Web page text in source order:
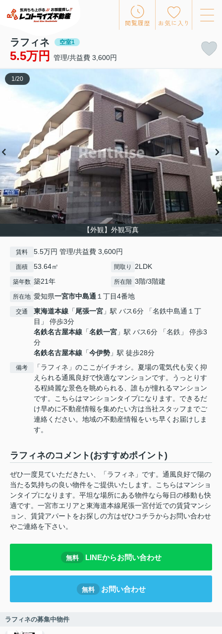
閲覧履歴 お気に入り
ラフィネ 空室1
5.5万円 管理/共益費 3,600円
【外観】外観写真
1 /20
賃料 5.5万円 管理/共益費 3,600円
面積 53.64㎡ 間取り 2LDK
築年数 築21年 所在階 3階/3階建
所在地 愛知県一宮市中島通 １丁目4番地
交通 東海道本線 「尾張一宮 」駅 バス6分 「名鉄中島通１丁
目」 停歩3分
名鉄名古屋本線 「名鉄一宮 」駅 バス6分 「名鉄」 停歩3
分
名鉄名古屋本線 「今伊勢 」駅 徒歩28分
備考
「ラフィネ」のここがイチオシ。夏場の電気代も安く抑
えられる通風良好で快適なマンションです。うっとりす
る程綺麗な景色を眺められる、誰もが憧れるマンション
です。こちらはマンションタイプになります。できるだ
け早めに不動産情報を集めたい方は当社スタッフまでご
連絡ください。地域の不動産情報をいち早くお届けしま
す。
ラフィネのコメント(おすすめポイント)
ぜひ一度見ていただきたい、「ラフィネ」です。通風良好で陽の
当たる気持ちの良い物件をご提供いたします。こちらはマンショ
ンタイプになります。平坦な場所にある物件なら毎日の移動も快
適です。一宮市エリアと東海道本線尾張一宮付近での賃貸マンシ
ョン、賃貸アパートをお探しの方はぜひコチラからお問い合わせ
やご連絡を下さい。
無料 LINEからお問い合わせ
無料 お問い合わせ
ラフィネの募集中物件